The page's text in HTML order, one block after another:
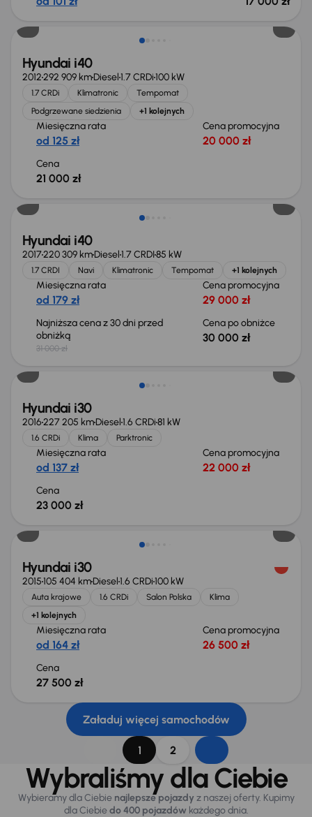
Hyundai i40
2012292 909 kmDiesel1.7 CRDi100 kW
1.7 CRDi Klimatronic
Tempomat
Podgrzewane siedzienia
+1 kolejnych
Miesięczna rata
od 125 zł
Cena promocyjna
20 000 zł
Cena
21 000 zł
Hyundai i40
2017220 309 kmDiesel1.7 CRDI85 kW
1.7 CRDI Navi Klimatronic Tempomat +1 kolejnych
Miesięczna rata
od 179 zł
Cena promocyjna
29 000 zł
Najniższa cena z 30 dni przed
obniżką
31 000 zł
Cena po obniżce
30 000 zł
Hyundai i30
2016227 205 kmDiesel1.6 CRDi81 kW
1.6 CRDi Klima Parktronic
Miesięczna rata
od 137 zł
Cena promocyjna
22 000 zł
Cena
23 000 zł
Hyundai i30
2015105 404 kmDiesel1.6 CRDi100 kW
Auta krajowe 1.6 CRDi Salon Polska
Klima
+1 kolejnych
Miesięczna rata
od 164 zł
Cena promocyjna
26 500 zł
Cena
27 500 zł
Załaduj więcej samochodów
1 2
Wybraliśmy dla Ciebie
Wybieramy dla Ciebie najlepsze pojazdy z naszej oferty. Kupimy
dla Ciebiedo 400 pojazdówkażdego dnia.